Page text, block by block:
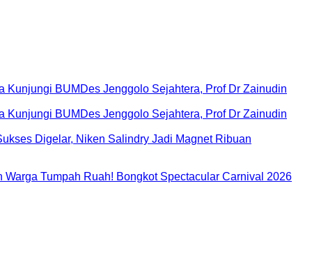
Kunjungi BUMDes Jenggolo Sejahtera, Prof Dr Zainudin
Kunjungi BUMDes Jenggolo Sejahtera, Prof Dr Zainudin
Digelar, Niken Salindry Jadi Magnet Ribuan
Warga Tumpah Ruah! Bongkot Spectacular Carnival 2026